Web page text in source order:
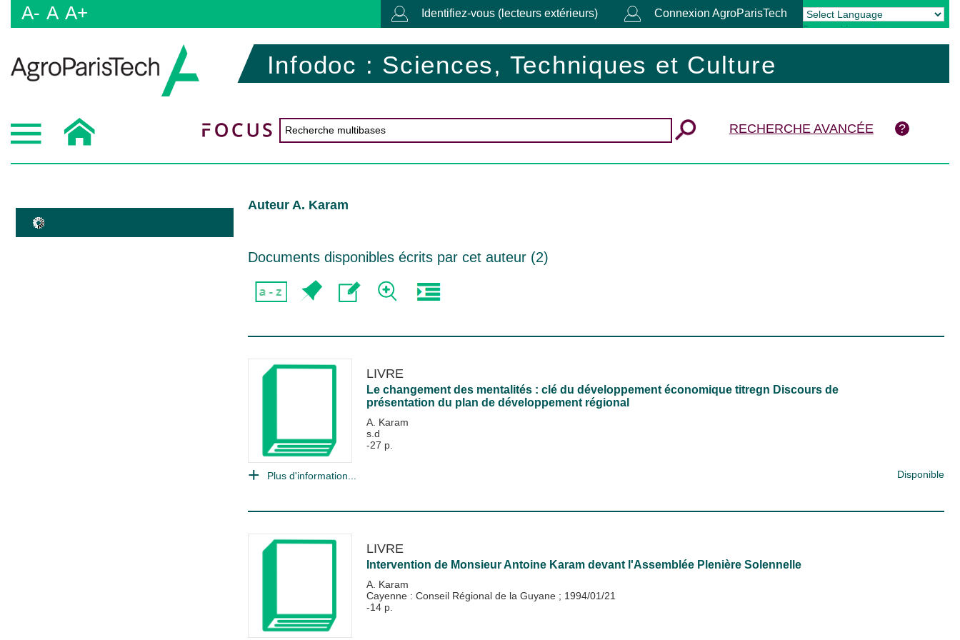
A- A A+ Identifiez-vous (lecteurs extérieurs) Connexion AgroParisTech
Powered by Translate
Infodoc : Sciences, Techniques et Culture
RECHERCHE AVANCÉE
Auteur A. Karam
Documents disponibles écrits par cet auteur (2)
LIVRE
Le changement des mentalités : clé du développement économique titregn Discours de
présentation du plan de développement régional
A. Karam
s.d
-27 p.
Plus d'information... Disponible
LIVRE
Intervention de Monsieur Antoine Karam devant l'Assemblée Plenière Solennelle
A. Karam
Cayenne : Conseil Régional de la Guyane ; 1994/01/21
-14 p.